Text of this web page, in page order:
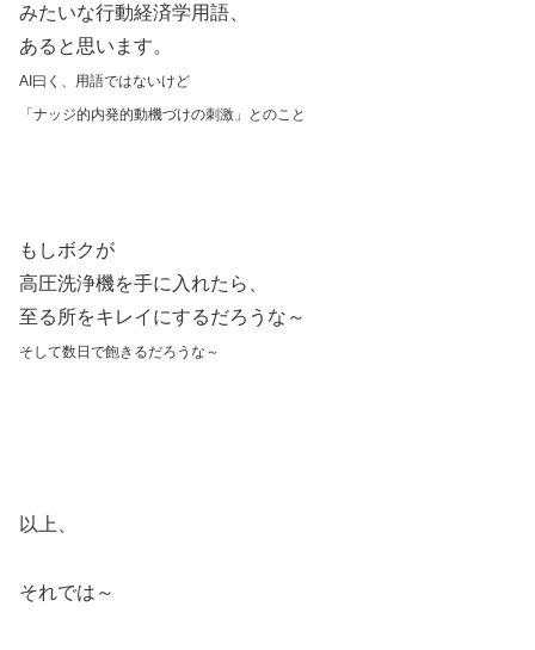
みたいな行動経済学用語、
あると思います。
AI曰く、用語ではないけど
「ナッジ的内発的動機づけの刺激」とのこと
もしボクが
高圧洗浄機を手に入れたら、
至る所をキレイにするだろうな～
そして数日で飽きるだろうな～
以上、
それでは～